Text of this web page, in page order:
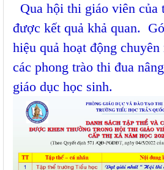
Qua hội thi giáo viên của
được kết quả khả quan.
hiệu quả hoạt động
các phong trào thi đua
giáo dục học sinh.